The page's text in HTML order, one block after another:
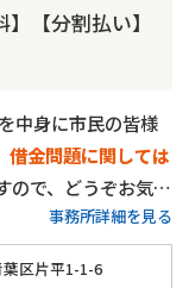
】【分割払い】
中身に市民の皆様
借金問題に関しては
ので、どうぞお気軽
培ってきたノウハ
な解決策をご提案い
事務所詳細を見る
区片平1-1-6